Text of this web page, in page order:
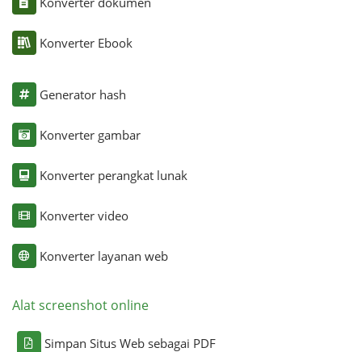
Konverter Ebook
Generator hash
Konverter gambar
Konverter perangkat lunak
Konverter video
Konverter layanan web
Alat screenshot online
Simpan Situs Web sebagai PDF